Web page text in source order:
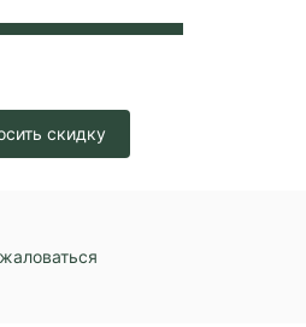
скидку